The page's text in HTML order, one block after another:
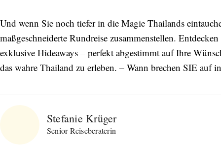
Und wenn Sie noch tiefer in die Magie Thailands
maßgeschneiderte Rundreise zusammenstellen.
exklusive Hideaways – perfekt abgestimmt auf Ihre
das wahre Thailand zu erleben. – Wann brechen SIE auf
Stefanie Krüger
Senior Reiseberaterin